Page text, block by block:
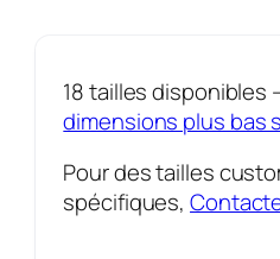
18 tailles disponibles
dimensions plus bas
Pour des tailles
spécifiques,